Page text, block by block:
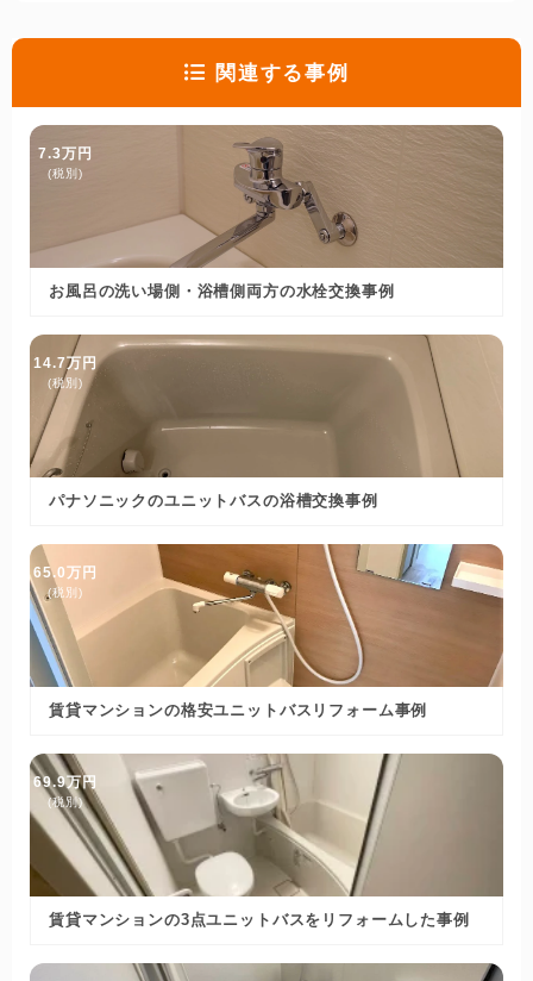
関連する事例
7.3万円
(税別)
お風呂の洗い場側・浴槽側両方の水栓交換事例
14.7万円
(税別)
パナソニックのユニットバスの浴槽交換事例
65.0万円
(税別)
賃貸マンションの格安ユニットバスリフォーム事例
69.9万円
(税別)
賃貸マンションの3点ユニットバスをリフォームした事例